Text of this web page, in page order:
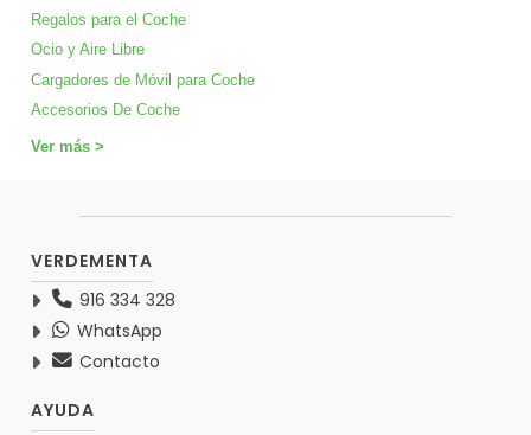
Regalos para el Coche
Ocio y Aire Libre
Cargadores de Móvil para Coche
Accesorios De Coche
Ver más >
VERDEMENTA
916 334 328
WhatsApp
Contacto
AYUDA